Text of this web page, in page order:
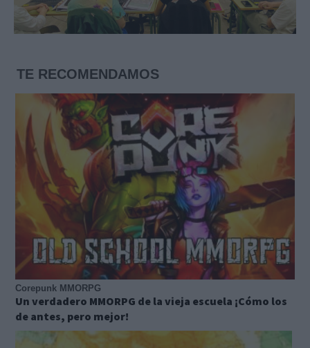
TE RECOMENDAMOS
Corepunk MMORPG
Un verdadero MMORPG de la vieja escuela ¡Cómo los
de antes, pero mejor!